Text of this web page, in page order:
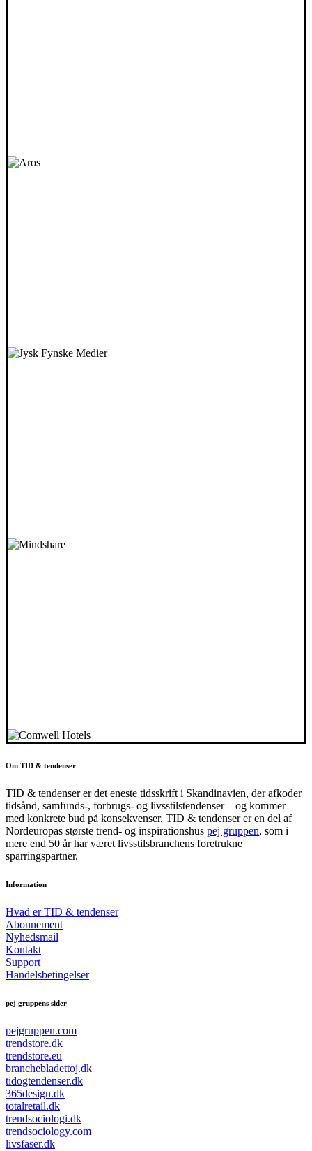
Om TID & tendenser
TID & tendenser er det eneste tidsskrift i Skandinavien, der afkoder
tidsånd, samfunds-, forbrugs- og livsstilstendenser – og kommer
med konkrete bud på konsekvenser. TID & tendenser er en del af
Nordeuropas største trend- og inspirationshus pej gruppen, som i
mere end 50 år har været livsstilsbranchens foretrukne
sparringspartner.
Information
Hvad er TID & tendenser
Abonnement
Nyhedsmail
Kontakt
Support
Handelsbetingelser
pej gruppens sider
pejgruppen.com
trendstore.dk
trendstore.eu
branchebladettoj.dk
tidogtendenser.dk
365design.dk
totalretail.dk
trendsociologi.dk
trendsociology.com
livsfaser.dk